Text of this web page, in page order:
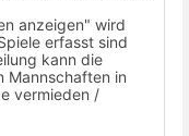
anzeigen" wird
erfasst sind
kann die
Mannschaften in
vermieden /